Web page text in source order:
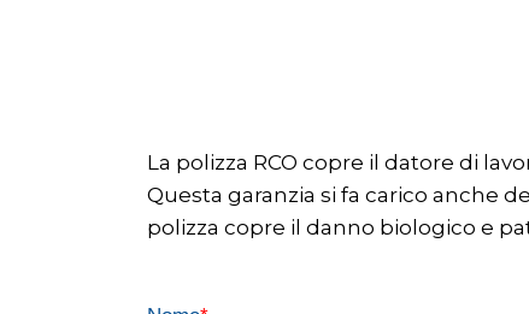
La polizza RCO copre il datore di
Questa garanzia si fa carico anche
polizza copre il danno biologico e